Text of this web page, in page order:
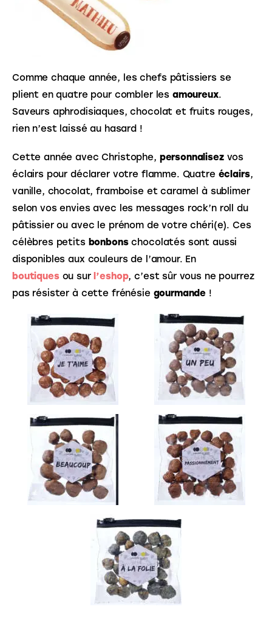
Comme chaque année, les chefs pâtissiers se
plient en quatre pour combler les amoureux.
Saveurs aphrodisiaques, chocolat et fruits rouges,
rien n’est laissé au hasard !
Cette année avec Christophe, personnalisez vos
éclairs pour déclarer votre flamme. Quatre éclairs,
vanille, chocolat, framboise et caramel à sublimer
selon vos envies avec les messages rock’n roll du
pâtissier ou avec le prénom de votre chéri(e). Ces
célèbres petits bonbons chocolatés sont aussi
disponibles aux couleurs de l’amour. En
boutiques ou sur l’eshop, c’est sûr vous ne pourrez
pas résister à cette frénésie gourmande !